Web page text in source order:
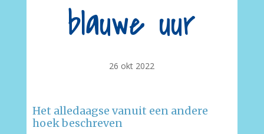
blauwe uur
26 okt 2022
Het alledaagse vanuit een andere
hoek beschreven